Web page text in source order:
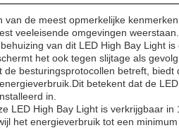
van de meest opmerkelijke
veeleisende omgevingen
van dit LED High Bay Light
het ook tegen slijtage als
de besturingsprotocollen betreft,
betekent dat de
in.
LED High Bay Light is verkrijgbaar
het energieverbruik tot een minimum